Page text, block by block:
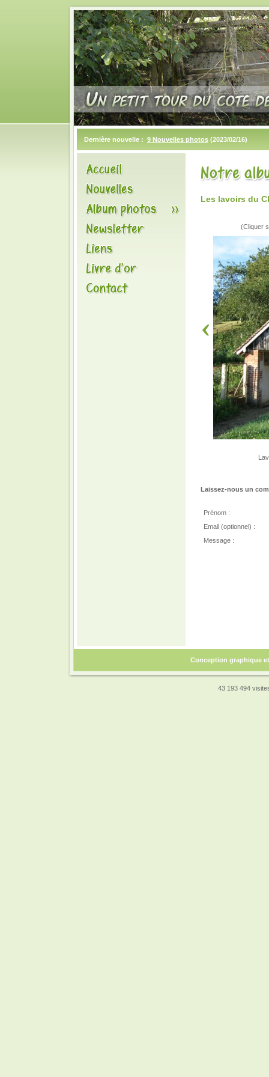
Dernière nouvelle : 9 Nouvelles photos (2023/02/16)
Les lavoirs du
(Cliquer
Laissez-nous un
Prénom :
Email (optionnel) :
Message :
Conception graphique
43 193 494